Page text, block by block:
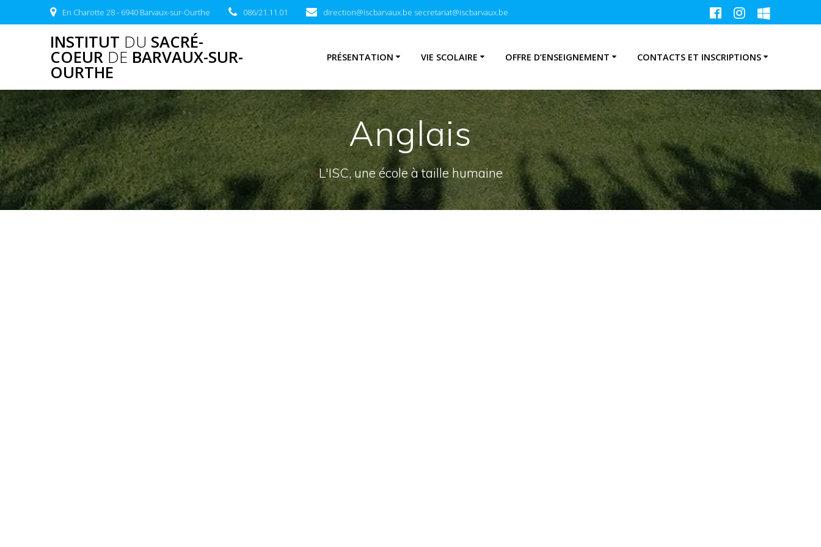
to
En Charotte 28 - 6940 Barvaux-sur-Ourthe 086/21.11.01 direction@iscbarvaux.be secretariat@iscbarvaux.be
INSTITUT DU SACRÉ-
COEUR DE BARVAUX-SUR-
OURTHE
PRÉSENTATION VIE SCOLAIRE OFFRE D’ENSEIGNEMENT CONTACTS ET INSCRIPTIONS
Anglais
L'ISC, une école à taille humaine